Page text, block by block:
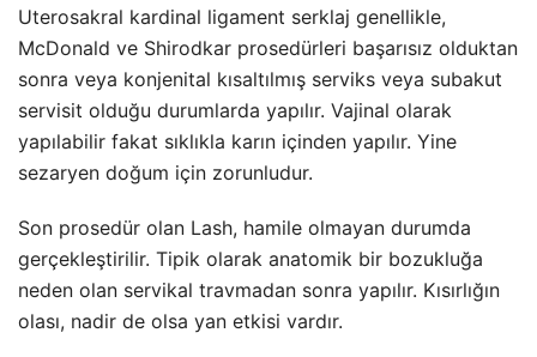
Uterosakral kardinal ligament serklaj genellikle,
McDonald ve Shirodkar prosedürleri başarısız olduktan
sonra veya konjenital kısaltılmış serviks veya subakut
servisit olduğu durumlarda yapılır. Vajinal olarak
yapılabilir fakat sıklıkla karın içinden yapılır. Yine
sezaryen doğum için zorunludur.
Son prosedür olan Lash, hamile olmayan durumda
gerçekleştirilir. Tipik olarak anatomik bir bozukluğa
neden olan servikal travmadan sonra yapılır. Kısırlığın
olası, nadir de olsa yan etkisi vardır.